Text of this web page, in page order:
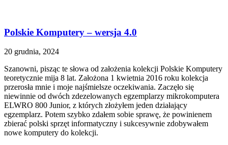
Polskie Komputery – wersja 4.0
20 grudnia, 2024
Szanowni, pisząc te słowa od założenia kolekcji Polskie Komputery
teoretycznie mija 8 lat. Założona 1 kwietnia 2016 roku kolekcja
przerosła mnie i moje najśmielsze oczekiwania. Zaczęło się
niewinnie od dwóch zdezelowanych egzemplarzy mikrokomputera
ELWRO 800 Junior, z których złożyłem jeden działający
egzemplarz. Potem szybko zdałem sobie sprawę, że powinienem
zbierać polski sprzęt informatyczny i sukcesywnie zdobywałem
nowe komputery do kolekcji.